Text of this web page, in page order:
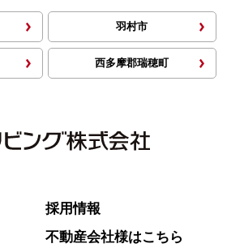
羽村市
西多摩郡瑞穂町
採用情報
不動産会社様はこちら